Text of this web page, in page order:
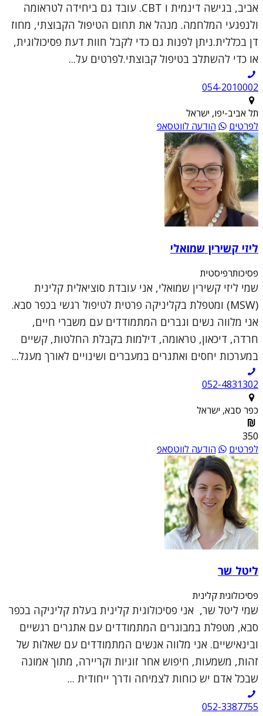
אביב, בגישה דינמית ו CBT. עובד גם ביחידה לטראומה
ולנפגעי המלחמה. מנהל את תחום הטיפול הקבוצתי, מחוז
דן בכללית.ניתן לפנות גם כדי לקבל חוות דעת פסיכולוגית,
או כדי להשתלב בטיפול קבוצתי.לפרטים על...
054-2010002
תל אביב-יפו, ישראל
לפרטים
הודעה לווטסאפ
ליזי קשירין שמואלי
פסיכותרפיסטית
שמי ליזי קשירין שמואלי, אני עובדת סוציאלית קלינית
(MSW) ומטפלת בקליניקה פרטית לטיפול רגשי בכפר סבא.
אני מלווה נשים וגברים המתמודדים עם משברי חיים,
חרדה, דיכאון, טראומה, דילמות בקבלת החלטות, קשיים
במערכות יחסים ואתגרים במעברים ושינויים לאורך מעגל...
052-4831302
כפר סבא, ישראל
350
לפרטים
הודעה לווטסאפ
ליטל שר
פסיכולוגית קלינית
שמי ליטל שר, אני פסיכולוגית קלינית בעלת קליניקה בכפר
סבא, מטפלת במבוגרים המתמודדים עם אתגרים רגשיים
ובינאישיים. אני מלווה אנשים המתמודדים עם שאלות של
זהות, משמעות, חיפוש אחר זוגיות וקריירה, מתוך אמונה
שבכל אדם יש כוחות לצמיחה ודרך ייחודית ...
052-3387755